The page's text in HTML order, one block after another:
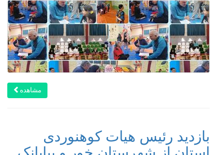
مشاهده
بازدید رئیس هیات کوهنوردی